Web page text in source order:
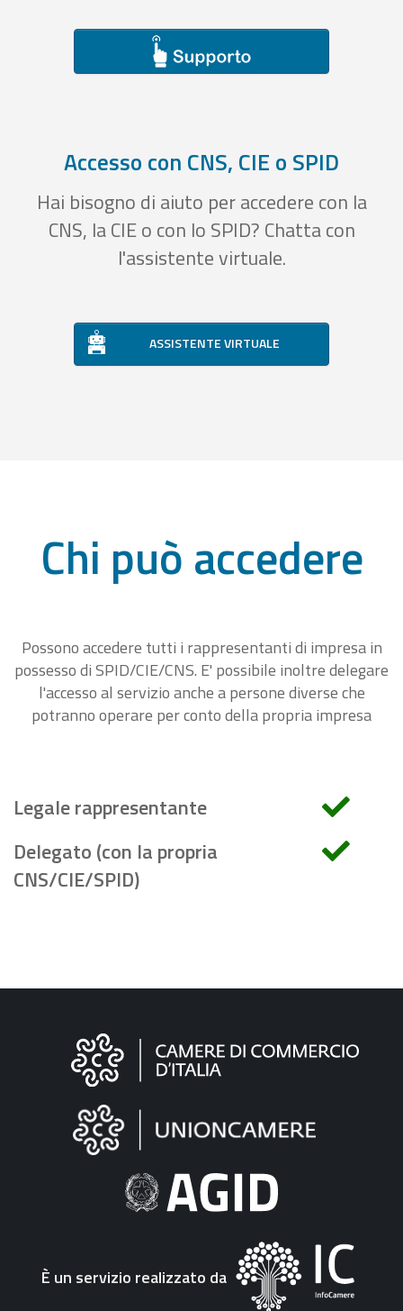
Accesso con CNS, CIE o SPID
Hai bisogno di aiuto per accedere con la
CNS, la CIE o con lo SPID? Chatta con
l'assistente virtuale.
ASSISTENTE VIRTUALE
Chi può accedere
Possono accedere tutti i rappresentanti di impresa in
possesso di SPID/CIE/CNS. E' possibile inoltre delegare
l'accesso al servizio anche a persone diverse che
potranno operare per conto della propria impresa
Legale rappresentante
Delegato (con la propria
CNS/CIE/SPID)
Informazioni
"Fattura
Elettronica"
È un servizio realizzato da